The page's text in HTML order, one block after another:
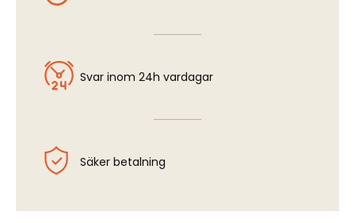
Svar inom 24h vardagar
Säker betalning